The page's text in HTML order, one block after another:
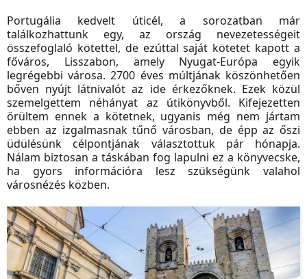
Portugália kedvelt úticél, a sorozatban már
találkozhattunk egy, az ország nevezetességeit
összefoglaló kötettel, de ezúttal saját kötetet kapott a
főváros, Lisszabon, amely Nyugat-Európa egyik
legrégebbi városa. 2700 éves múltjának köszönhetően
bőven nyújt látnivalót az ide érkezőknek. Ezek közül
szemelgettem néhányat az útikönyvből. Kifejezetten
örültem ennek a kötetnek, ugyanis még nem jártam
ebben az izgalmasnak tűnő városban, de épp az őszi
üdülésünk célpontjának választottuk pár hónapja.
Nálam biztosan a táskában fog lapulni ez a könyvecske,
ha gyors információra lesz szükségünk valahol
városnézés közben.